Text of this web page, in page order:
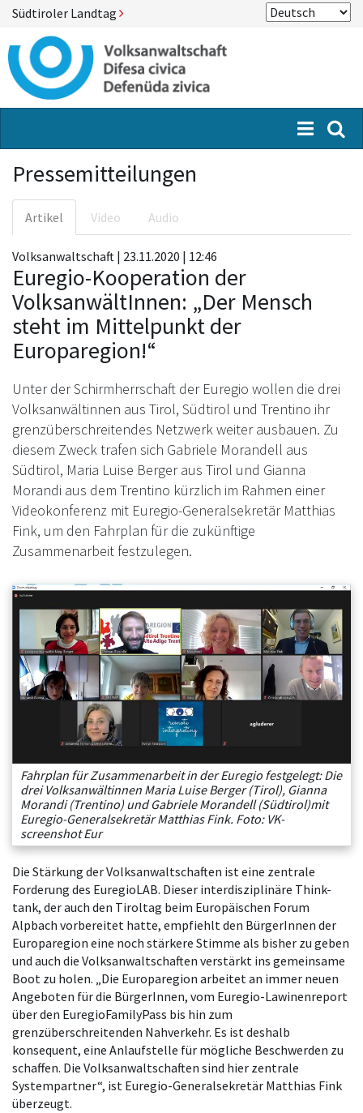
Südtiroler Landtag
Menü
Pressemitteilungen
Artikel Video Audio
Volksanwaltschaft | 23.11.2020 | 12:46
Euregio-Kooperation der
VolksanwältInnen: „Der Mensch
steht im Mittelpunkt der
Europaregion!“
Unter der Schirmherrschaft der Euregio wollen die drei
Volksanwältinnen aus Tirol, Südtirol und Trentino ihr
grenzüberschreitendes Netzwerk weiter ausbauen. Zu
diesem Zweck trafen sich Gabriele Morandell aus
Südtirol, Maria Luise Berger aus Tirol und Gianna
Morandi aus dem Trentino kürzlich im Rahmen einer
Videokonferenz mit Euregio-Generalsekretär Matthias
Fink, um den Fahrplan für die zukünftige
Zusammenarbeit festzulegen.
Fahrplan für Zusammenarbeit in der Euregio festgelegt: Die
drei Volksanwältinnen Maria Luise Berger (Tirol), Gianna
Morandi (Trentino) und Gabriele Morandell (Südtirol)mit
Euregio-Generalsekretär Matthias Fink. Foto: VK-
screenshot Eur
Die Stärkung der Volksanwaltschaften ist eine zentrale
Forderung des EuregioLAB. Dieser interdisziplinäre Think-
tank, der auch den Tiroltag beim Europäischen Forum
Alpbach vorbereitet hatte, empfiehlt den BürgerInnen der
Europaregion eine noch stärkere Stimme als bisher zu geben
und auch die Volksanwaltschaften verstärkt ins gemeinsame
Boot zu holen. „Die Europaregion arbeitet an immer neuen
Angeboten für die BürgerInnen, vom Euregio-Lawinenreport
über den EuregioFamilyPass bis hin zum
grenzüberschreitenden Nahverkehr. Es ist deshalb
konsequent, eine Anlaufstelle für mögliche Beschwerden zu
schaffen. Die Volksanwaltschaften sind hier zentrale
Systempartner“, ist Euregio-Generalsekretär Matthias Fink
überzeugt.